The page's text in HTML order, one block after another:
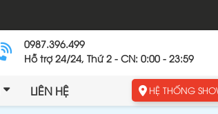
0987.396.499
Hỗ trợ 24/24, Thứ 2 - CN: 0:00 - 23:59
LIÊN HỆ HỆ THỐNG